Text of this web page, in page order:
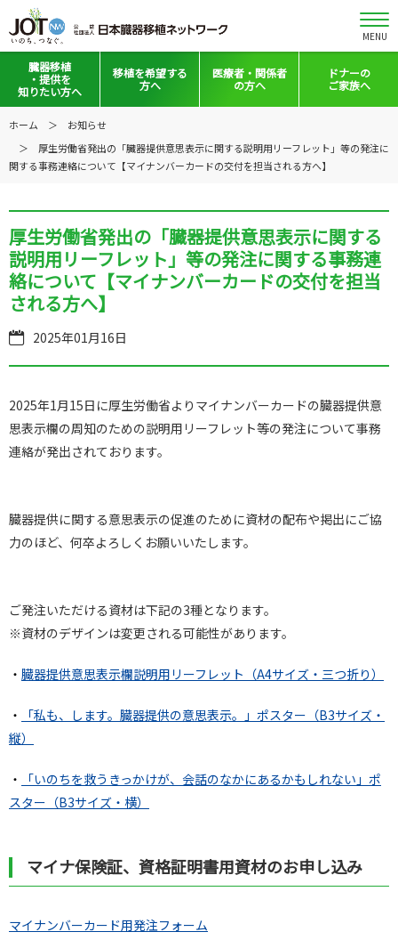
MENU
臓器移植
・提供を
知りたい方へ
移植と提供とは
意思表示の方法
手記・映像ライブラリー
普及啓発グッズ
全国の関連施設
全国のイベント・活動情報
移植を希望する
方へ
移植希望登録をお考えの方へ
移植希望登録されている方へ
医療者・ 関係者
の方へ
医療者向けお知らせ
移植施設の皆さまへ
法令集&マニュアル
映像ギャラリー
全国の関連施設
コーディネーター向けログイン
ドナーの
ご家族へ
ホーム
お知らせ
厚生労働省発出の「臓器提供意思表示に関する説明用リーフレット」等の発注に
関する事務連絡について【マイナンバーカードの交付を担当される方へ】
厚生労働省発出の「臓器提供意思表示に関する
説明用リーフレット」等の発注に関する事務連
絡について【マイナンバーカードの交付を担当
される方へ】
2025年01月16日
2025年1月15日に厚生労働省よりマイナンバーカードの臓器提供意
思表示欄の周知のための説明用リーフレット等の発注について事務
連絡が発出されております。
臓器提供に関する意思表示の促進のために資材の配布や掲出にご協
力のほど、何卒よろしくお願いいたします。
ご発注いただける資材は下記の3種となります。
※資材のデザインは変更される可能性があります。
・ 臓器提供意思表示欄説明用リーフレット（A4サイズ・三つ折り）
・
「私も、します。臓器提供の意思表示。」ポスター（B3サイズ・
縦）
・
「いのちを救うきっかけが、会話のなかにあるかもしれない」ポ
スター（B3サイズ・横）
マイナ保険証、資格証明書用資材のお申し込み
マイナンバーカード用発注フォーム